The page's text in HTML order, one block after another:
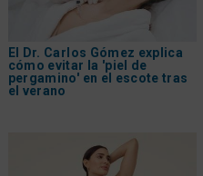
El Dr. Carlos Gómez explica
cómo evitar la 'piel de
pergamino' en el escote tras
el verano